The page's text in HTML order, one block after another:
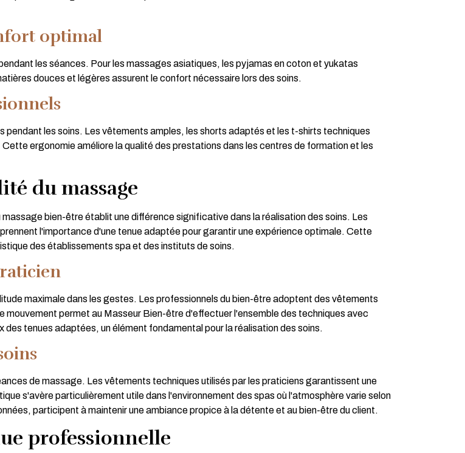
optimal
les séances. Pour les massages asiatiques, les pyjamas en coton et yukatas
douces et légères assurent le confort nécessaire lors des soins.
les soins. Les vêtements amples, les shorts adaptés et les t-shirts techniques
ergonomie améliore la qualité des prestations dans les centres de formation et les
du massage
bien-être établit une différence significative dans la réalisation des soins. Les
l'importance d'une tenue adaptée pour garantir une expérience optimale. Cette
des établissements spa et des instituts de soins.
maximale dans les gestes. Les professionnels du bien-être adoptent des vêtements
permet au Masseur Bien-être d'effectuer l'ensemble des techniques avec
tenues adaptées, un élément fondamental pour la réalisation des soins.
de massage. Les vêtements techniques utilisés par les praticiens garantissent une
s'avère particulièrement utile dans l'environnement des spas où l'atmosphère varie selon
participent à maintenir une ambiance propice à la détente et au bien-être du client.
professionnelle